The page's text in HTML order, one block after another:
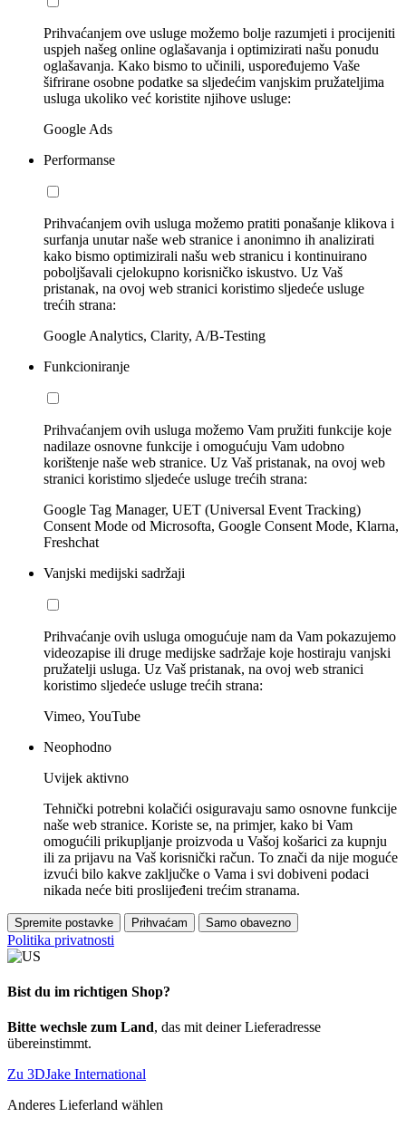
Prihvaćanjem ove usluge možemo bolje razumjeti i procijeniti
uspjeh našeg online oglašavanja i optimizirati našu ponudu
oglašavanja. Kako bismo to učinili, uspoređujemo Vaše
šifrirane osobne podatke sa sljedećim vanjskim pružateljima
usluga ukoliko već koristite njihove usluge:
Google Ads
Performanse
Prihvaćanjem ovih usluga možemo pratiti ponašanje klikova i
surfanja unutar naše web stranice i anonimno ih analizirati
kako bismo optimizirali našu web stranicu i kontinuirano
poboljšavali cjelokupno korisničko iskustvo. Uz Vaš
pristanak, na ovoj web stranici koristimo sljedeće usluge
trećih strana:
Google Analytics, Clarity, A/B-Testing
Funkcioniranje
Prihvaćanjem ovih usluga možemo Vam pružiti funkcije koje
nadilaze osnovne funkcije i omogućuju Vam udobno
korištenje naše web stranice. Uz Vaš pristanak, na ovoj web
stranici koristimo sljedeće usluge trećih strana:
Google Tag Manager, UET (Universal Event Tracking)
Consent Mode od Microsofta, Google Consent Mode, Klarna,
Freshchat
Vanjski medijski sadržaji
Prihvaćanje ovih usluga omogućuje nam da Vam pokazujemo
videozapise ili druge medijske sadržaje koje hostiraju vanjski
pružatelji usluga. Uz Vaš pristanak, na ovoj web stranici
koristimo sljedeće usluge trećih strana:
Vimeo, YouTube
Neophodno
Uvijek aktivno
Tehnički potrebni kolačići osiguravaju samo osnovne funkcije
naše web stranice. Koriste se, na primjer, kako bi Vam
omogućili prikupljanje proizvoda u Vašoj košarici za kupnju
ili za prijavu na Vaš korisnički račun. To znači da nije moguće
izvući bilo kakve zaključke o Vama i svi dobiveni podaci
nikada neće biti proslijeđeni trećim stranama.
Spremite postavke Prihvaćam Samo obavezno
Politika privatnosti
Bist du im richtigen Shop?
Bitte wechsle zum Land, das mit deiner Lieferadresse
übereinstimmt.
Zu 3DJake International
Anderes Lieferland wählen